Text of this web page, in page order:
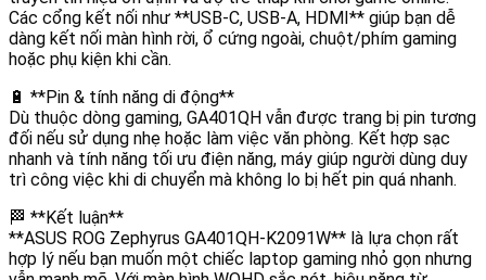
Các cổng kết nối như **USB-C, USB-A, HDMI** giúp bạn dễ
dàng kết nối màn hình rời, ổ cứng ngoài, chuột/phím gaming
hoặc phụ kiện khi cần.
🔋 **Pin & tính năng di động**
Dù thuộc dòng gaming, GA401QH vẫn được trang bị pin tương
đối nếu sử dụng nhẹ hoặc làm việc văn phòng. Kết hợp sạc
nhanh và tính năng tối ưu điện năng, máy giúp người dùng duy
trì công việc khi di chuyển mà không lo bị hết pin quá nhanh.
🏁 **Kết luận**
**ASUS ROG Zephyrus GA401QH-K2091W** là lựa chọn rất
hợp lý nếu bạn muốn một chiếc laptop gaming nhỏ gọn nhưng